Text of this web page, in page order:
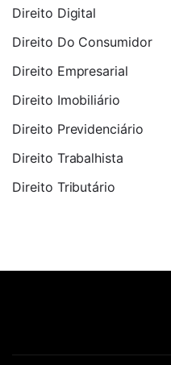
Direito Digital
Direito Do Consumidor
Direito Empresarial
Direito Imobiliário
Direito Previdenciário
Direito Trabalhista
Direito Tributário